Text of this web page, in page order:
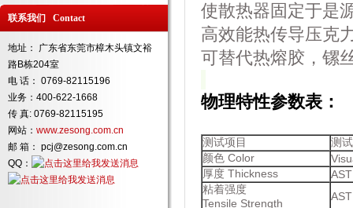
联系我们 Contact
地址： 广东省东莞市樟木头镇文裕
路B栋204室
电 话： 0769-82115196
业务：400-622-1668
传 真: 0769-82115195
网站： www.zesong.com.cn
邮 箱： pcj@zesong.com.cn
QQ：
使散热器固定于是
高效能热传导压克
可替代热熔胶，镙
物理特性参数表 ：
测试项目
测
颜色 Color
厚度 Thickness
粘着强度
Tensile Strength